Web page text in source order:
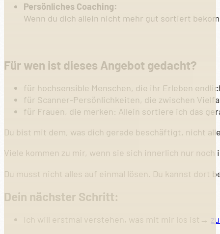
Persönliches Coaching:
Wenn du dich allein nicht mehr gut sortiert
Für wen ist dieses Angebot gedacht?
für hochsensible Menschen, die ihr Erleben
für Scanner-Persönlichkeiten, die zwischen
für Frauen, die merken: Allein sortiere ich das
Du bist mit dem, was dich gerade beschäftigt, nicht
Viele kommen zu mir, wenn sie sich innerlich nur noch
Du musst nicht alles auf einmal lösen. Du kannst dort
Dein nächster Schritt:
Ich will erstmal verstehen, was mit mir los ist→